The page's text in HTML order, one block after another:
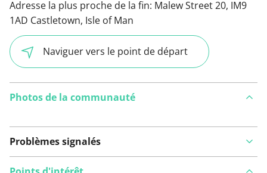
Adresse la plus proche de la fin: Malew Street 20, IM9
1AD Castletown, Isle of Man
Naviguer vers le point de départ
Photos de la communauté
Problèmes signalés